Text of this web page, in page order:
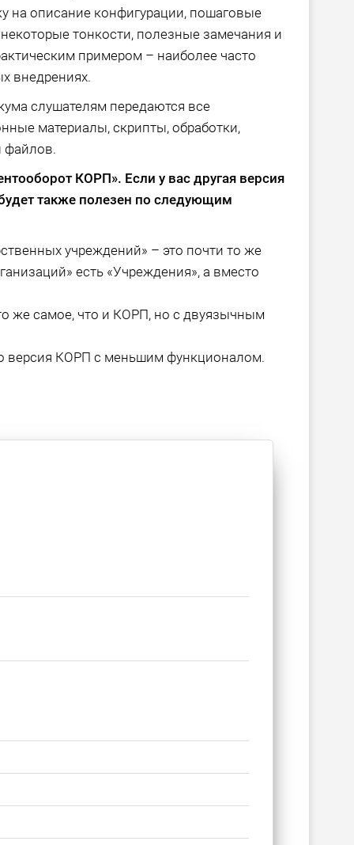
на описание конфигурации, пошаговые
тонкости, полезные замечания и
примером – наиболее часто
внедрениях.
слушателям передаются все
материалы, скрипты, обработки,
файлов.
КОРП». Если у вас другая версия
также полезен по следующим
учреждений» – это почти то же
есть «Учреждения», а вместо
же самое, что и КОРП, но с двуязычным
версия КОРП с меньшим функционалом.